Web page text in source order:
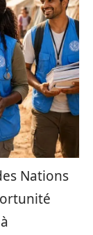
Nations